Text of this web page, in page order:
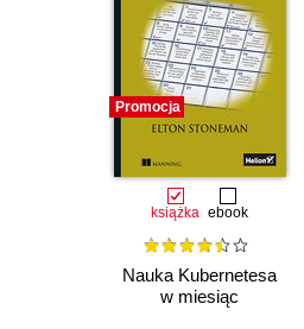
Promocja
książka ebook
Nauka Kubernetesa
w miesiąc